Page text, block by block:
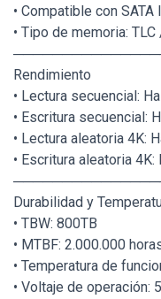
• Compatible con SATA
• Tipo de memoria: TLC
Rendimiento
• Lectura secuencial:
• Escritura secuencial:
• Lectura aleatoria 4K:
• Escritura aleatoria
Durabilidad y
• TBW: 800TB
• MTBF: 2.000.000
• Temperatura de
• Voltaje de operación: